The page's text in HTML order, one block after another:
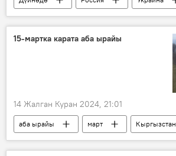
НАТО
курал
согуш
Саясат
эрк
15-мартка карата аба ырайы
14 Жалган Куран 2024, 21:01
аба ырайы март Кыргызстан